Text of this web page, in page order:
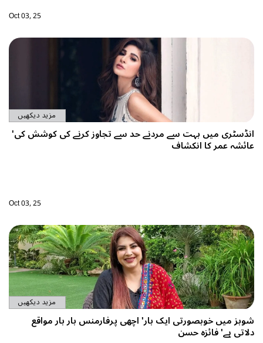
Oct 03, 25
مزید دیکھیں
میں بہت سے مردنے حد سے تجاوز کرنے کی کوشش کی'
عمر کا انکشاف
Oct 03, 25
مزید دیکھیں
میں خوبصورتی ایک بار' اچھی پرفارمنس بار بار مواقع
ہے' فائزہ حسن